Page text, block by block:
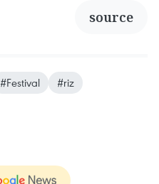
source
#Festival
#riz